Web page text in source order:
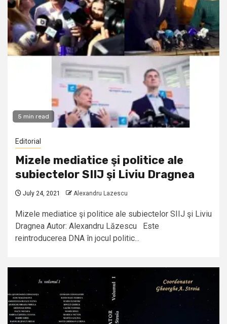
5 min read
Editorial
Mizele mediatice şi politice ale
subiectelor SIIJ şi Liviu Dragnea
July 24, 2021 Alexandru Lazescu
Mizele mediatice şi politice ale subiectelor SIIJ şi Liviu
Dragnea Autor: Alexandru Lăzescu Este
reintroducerea DNA în jocul politic...